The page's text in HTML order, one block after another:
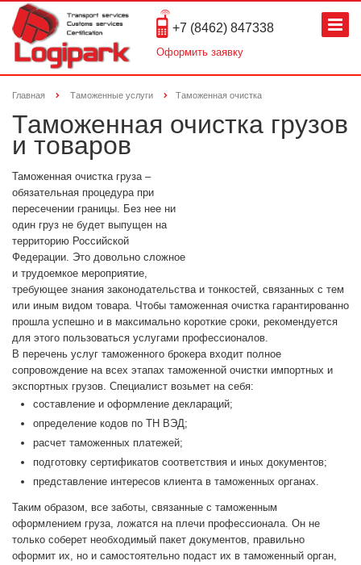
+7 (8462) 847338
Оформить заявку
Главная Таможенные услуги Таможенная очистка
Таможенная очистка грузов
и товаров
Таможенная очистка груза –
обязательная процедура при
пересечении границы. Без нее ни
один груз не будет выпущен на
территорию Российской
Федерации. Это довольно сложное
и трудоемкое мероприятие,
требующее знания законодательства и тонкостей, связанных с тем
или иным видом товара. Чтобы таможенная очистка гарантированно
прошла успешно и в максимально короткие сроки, рекомендуется
для этого пользоваться услугами профессионалов.
В перечень услуг таможенного брокера входит полное
сопровождение на всех этапах таможенной очистки импортных и
экспортных грузов. Специалист возьмет на себя:
составление и оформление деклараций;
определение кодов по ТН ВЭД;
расчет таможенных платежей;
подготовку сертификатов соответствия и иных документов;
представление интересов клиента в таможенных органах.
Таким образом, все заботы, связанные с таможенным
оформлением груза, ложатся на плечи профессионала. Он не
только соберет необходимый пакет документов, правильно
оформит их, но и самостоятельно подаст их в таможенный орган,